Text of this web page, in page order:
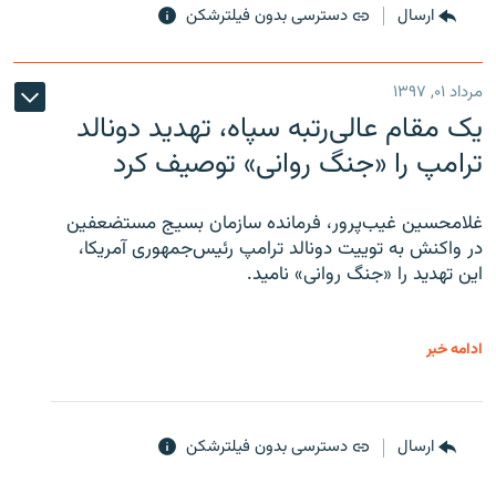
ارسال دسترسی بدون فیلترشکن
مرداد ۰۱, ۱۳۹۷
یک مقام عالی‌رتبه سپاه، تهدید دونالد
ترامپ را «جنگ روانی» توصیف کرد
غلامحسین غیب‌پرور، فرمانده سازمان بسیج مستضعفین
در واکنش به توییت دونالد ترامپ رئیس‌جمهوری آمریکا،
این تهدید را «جنگ روانی» نامید.
ادامه خبر
ارسال دسترسی بدون فیلترشکن